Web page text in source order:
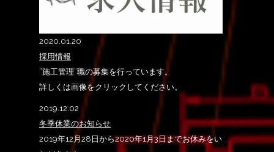
2020.01.20
採用情報
”施工管理”職の募集を行っています。
詳しくは画像をクリックしてください。
2019.12.02
冬季休業のお知らせ
2019年12月28日から2020年1月3日までお休みをい